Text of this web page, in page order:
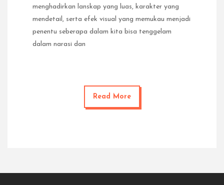
menghadirkan lanskap yang luas, karakter yang
mendetail, serta efek visual yang memukau menjadi
penentu seberapa dalam kita bisa tenggelam
dalam narasi dan
Read More